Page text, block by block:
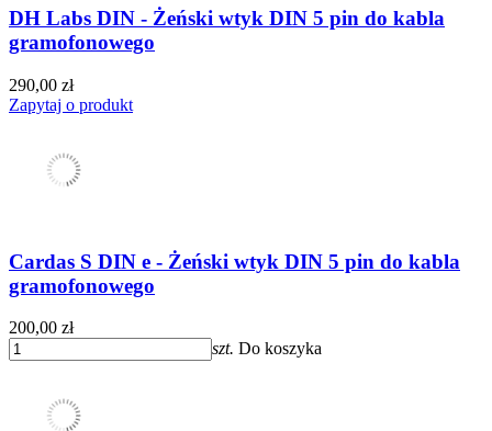
DH Labs DIN - Żeński wtyk DIN 5 pin do kabla
gramofonowego
290,00 zł
Zapytaj o produkt
Cardas S DIN e - Żeński wtyk DIN 5 pin do kabla
gramofonowego
200,00 zł
szt. Do koszyka